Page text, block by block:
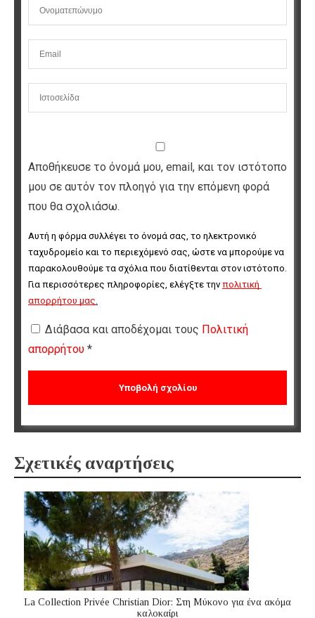
Αποθήκευσε το όνομά μου, email, και τον ιστότοπο
μου σε αυτόν τον πλοηγό για την επόμενη φορά
που θα σχολιάσω.
Αυτή η φόρμα συλλέγει το όνομά σας, το ηλεκτρονικό
ταχυδρομείο και το περιεχόμενό σας, ώστε να μπορούμε να
παρακολουθούμε τα σχόλια που διατίθενται στον ιστότοπο.
Για περισσότερες πληροφορίες, ελέγξτε την πολιτική
απορρήτου μας
Διάβασα και αποδέχομαι τους Πολιτική
απορρήτου *
Σχετικές αναρτήσεις
La Collection Privée Christian Dior: Στη Μύκονο για ένα ακόμα
καλοκαίρι